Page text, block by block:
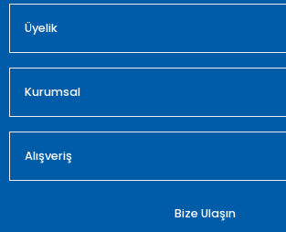
Üyelik
Kurumsal
Alışveriş
Bize Ulaşın